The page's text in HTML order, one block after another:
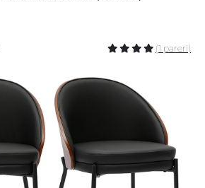
(1 pareri)